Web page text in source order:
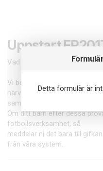
Detta formulär är
Uppstart
Vad roligt att Ditt barn vill
Vi behöver ditt barns och
närvarorapportera
samt skicka ut information.
Om ditt barn efter dessa
fotbollsverksamhet, så
meddelar ni det bara till
från våra system.